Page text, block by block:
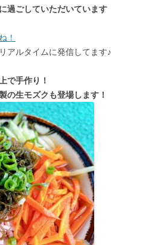
過ごしていただいています
！
アルタイムに発信してます♪
で手作り！
の生モズクも登場します！